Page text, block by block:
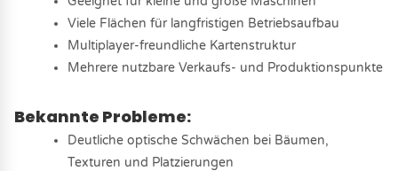
Viele Flächen für langfristigen Betriebsaufbau
Multiplayer-freundliche Kartenstruktur
Mehrere nutzbare Verkaufs- und Produktionspunkte
Bekannte Probleme:
Deutliche optische Schwächen bei Bäumen,
Texturen und Platzierungen